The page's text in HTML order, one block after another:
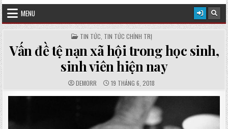
MENU
POSTED
IN
TIN TỨC TIN TỨC CHÍNH TRỊ
Vấn đề tệ nạn xã hội trong học sinh,
sinh viên hiện nay
AUTHOR:
DEMORR PUBLISHED
DATE:
19 THÁNG 6, 2018